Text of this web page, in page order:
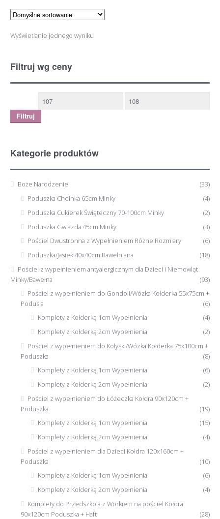
Wyświetlanie jednego wyniku
Filtruj wg ceny
Filtruj
Kategorie produktów
Boże Narodzenie
(33)
Poduszka Choinka 65cm Minky
(4)
Poduszka Cukierek Świąteczny 70-100cm Minky
(2)
Poduszka Gwiazda 45cm Minky
(3)
Pościel Dwustronna z Wypełnieniem Różne Rozmiary
(6)
Poduszka/Jasiek 40x40cm Bawełniana
(18)
Pościel z wypełnieniem antyalergicznym dla Dzieci i Niemowląt
Minky/Bawełna
(93)
Pościel z wypełnieniem do Gondoli/Wózka Kołderka 55x75cm +
Podusia
(6)
Komplety z Kołderką 1cm Wypełnienia
(4)
Komplety z Kołderką 2cm Wypełnienia
(2)
Pościel z wypełnieniem do Kołyski/Wózka Kołderka 75x100cm +
Poduszka
(8)
Komplety z Kołderką 1cm Wypełnienia
(6)
Komplety z Kołderką 2cm Wypełnienia
(2)
Pościel z wypełnieniem do Łóżeczka Kołdra 90x120cm +
Poduszka
(19)
Komplety z Kołderką 1cm Wypełnienia
(15)
Komplety z Kołderką 2cm Wypełnienia
(4)
Pościel z wypełnieniem dla Dzieci Kołdra 120x160cm +
Poduszka
(10)
Komplety z Kołderką 1cm Wypełnienia
(6)
Komplety z Kołderką 2cm Wypełnienia
(4)
Komplety do Przedszkola z Workiem na pościel Kołdra
90x120cm Poduszka + Haft
(28)